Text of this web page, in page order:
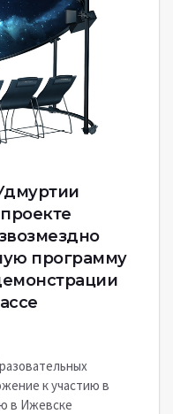
программу
к участию в
в Ижевске